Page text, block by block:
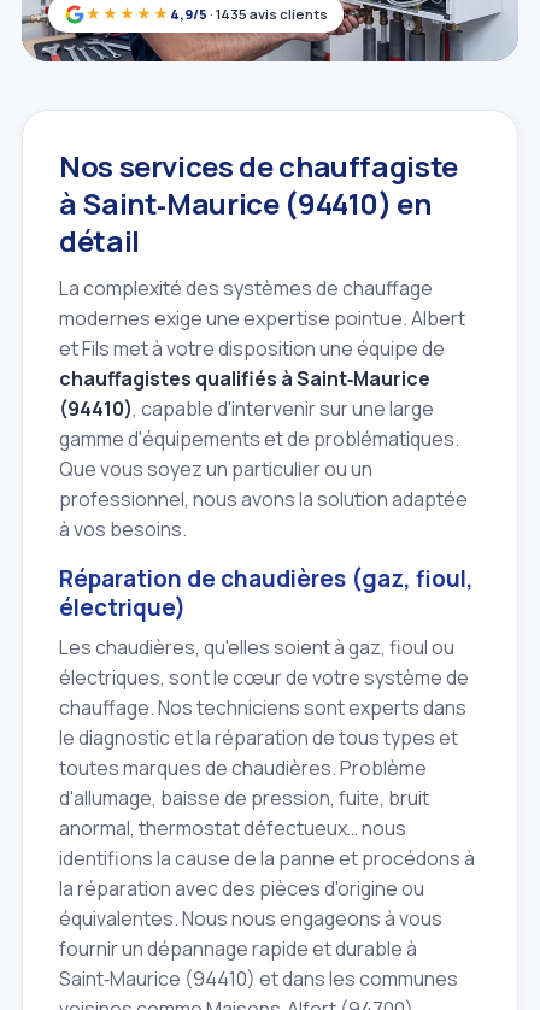
★★★★★ 4,9/5 · 1435 avis clients
Nos services de chauffagiste
à Saint‑Maurice (94410) en
détail
La complexité des systèmes de chauffage
modernes exige une expertise pointue. Albert
et Fils met à votre disposition une équipe de
chauffagistes qualifiés à Saint‑Maurice
(94410), capable d'intervenir sur une large
gamme d'équipements et de problématiques.
Que vous soyez un particulier ou un
professionnel, nous avons la solution adaptée
à vos besoins.
Réparation de chaudières (gaz, fioul,
électrique)
Les chaudières, qu'elles soient à gaz, fioul ou
électriques, sont le cœur de votre système de
chauffage. Nos techniciens sont experts dans
le diagnostic et la réparation de tous types et
toutes marques de chaudières. Problème
d'allumage, baisse de pression, fuite, bruit
anormal, thermostat défectueux… nous
identifions la cause de la panne et procédons à
la réparation avec des pièces d'origine ou
équivalentes. Nous nous engageons à vous
fournir un dépannage rapide et durable à
Saint‑Maurice (94410) et dans les communes